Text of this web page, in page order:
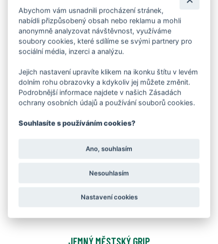
Nulový drop, 4 mm tenká podešev a volnost pro prsty –
jako naboso, jen stylově
ANATOMICKÝ DESIGN
Velkorysý prostor pro prsty, podpora dominantního palce
LEHKÁ A FLEXIBILNÍ
Extrémně lehká a ohebná konstrukce, která se přizpůsobí
každému kroku
JEMNÝ MĚSTSKÝ GRIP
Abychom vám usnadnili procházení stránek,
nabídli přizpůsobený obsah nebo reklamu a mohli
anonymně analyzovat návštěvnost, využíváme
soubory cookies, které sdílíme se svými partnery pro
sociální média, inzerci a analýzu.
Jejich nastavení upravíte klikem na ikonku štítu v levém
dolním rohu obrazovky a kdykoliv jej můžete změnit.
Podrobnější informace najdete v našich Zásadách
ochrany osobních údajů a používání souborů cookies.
Souhlasíte s používáním cookies?
Ano, souhlasím
Nesouhlasím
Nastavení cookies